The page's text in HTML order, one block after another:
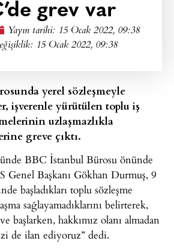
grev var
Yayın tarihi: 15 Ocak 2022, 09:38
15 Ocak 2022, 09:38
yerel sözleşmeyle
işverenle yürütülen toplu iş
uzlaşmazlıkla
greve çıktı.
BBC İstanbul Bürosu önünde
Genel Başkanı Gökhan Durmuş, 9
başladıkları toplu sözleşme
sağlayamadıklarını belirterek,
başlarken, hakkımız olanı almadan
de ilan ediyoruz” dedi.